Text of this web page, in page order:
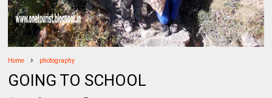
Home photography
GOING TO SCHOOL